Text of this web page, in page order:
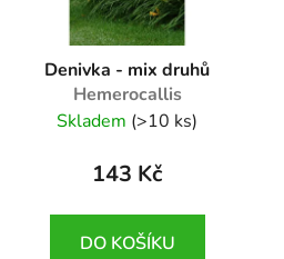
Denivka - mix druhů
Hemerocallis
Skladem (>10 ks)
143 Kč
DO KOŠÍKU